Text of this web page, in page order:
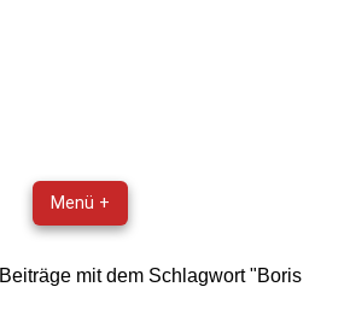
Menü +
Beiträge mit dem Schlagwort "Boris